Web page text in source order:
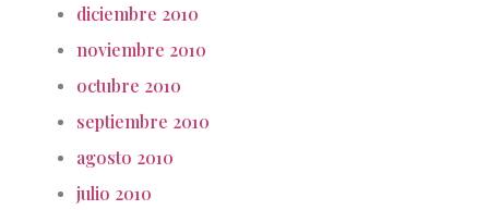
diciembre 2010
noviembre 2010
octubre 2010
septiembre 2010
agosto 2010
julio 2010